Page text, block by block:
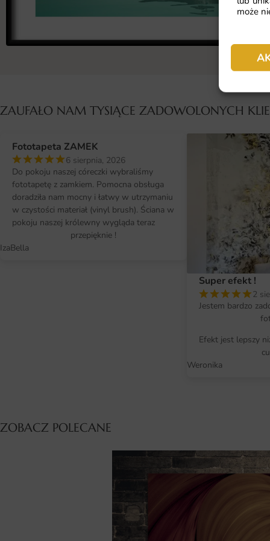
może
ZAUFAŁO NAM TYSIĄCE ZADOWOLONYCH
Fototapeta ZAMEK
6 sierpnia, 2026
Do pokoju naszej córeczki wybraliśmy
fototapetę z zamkiem. Pomocna obsługa
doradziła nam mocny i łatwy w utrzymaniu
w czystości materiał (vinyl brush). Ściana w
pokoju naszej królewny wygląda teraz
przepięknie !
IzaBella
Super efekt !
2
Jestem bardzo
Efekt jest lepszy
Weronika
ZOBACZ POLECANE